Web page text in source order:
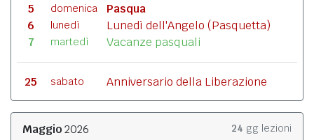
5
domenica
Pasqua
6
lunedì
Lunedì dell'Angelo (Pasquetta)
7
martedì Vacanze pasquali
25 sabato Anniversario della Liberazione
Maggio2026 24 gg lezioni